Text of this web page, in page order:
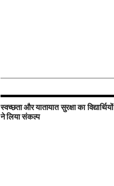
स्वच्छता और यातायात सुरक्षा का विद्यार्थियों
ने लिया संकल्प